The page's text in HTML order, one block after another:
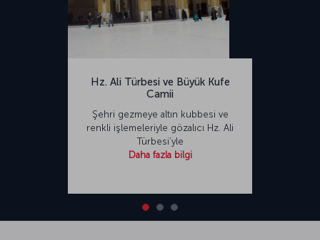
Hz. Ali Türbesi ve Büyük Kufe
Camii
Şehri gezmeye altın kubbesi ve
renkli işlemeleriyle gözalıcı Hz. Ali
Türbesi’yle
Daha fazla bilgi